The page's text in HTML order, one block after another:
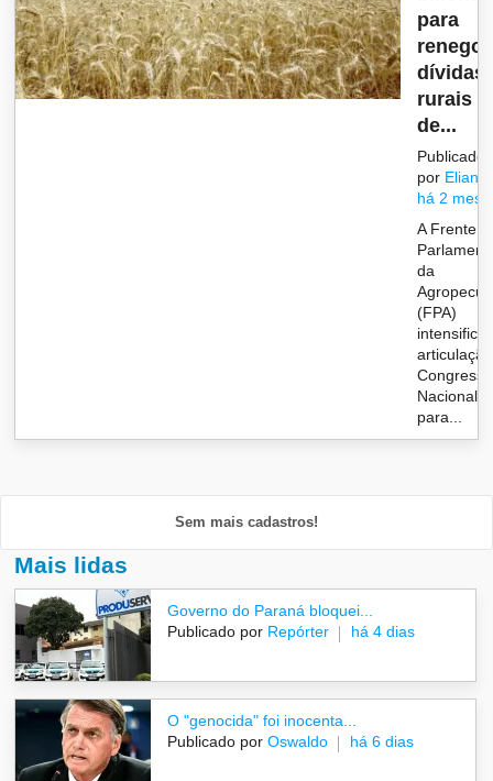
para
dívidas
rurais e
de...
Publicado
por Eliane
há 2
A Frente
da
(FPA)
Congresso
Nacional
para...
Sem mais cadastros!
Mais lidas
Governo do Paraná bloquei...
Publicado por Repórter há 4 dias
O "genocida" foi inocenta...
Publicado por Oswaldo há 6 dias